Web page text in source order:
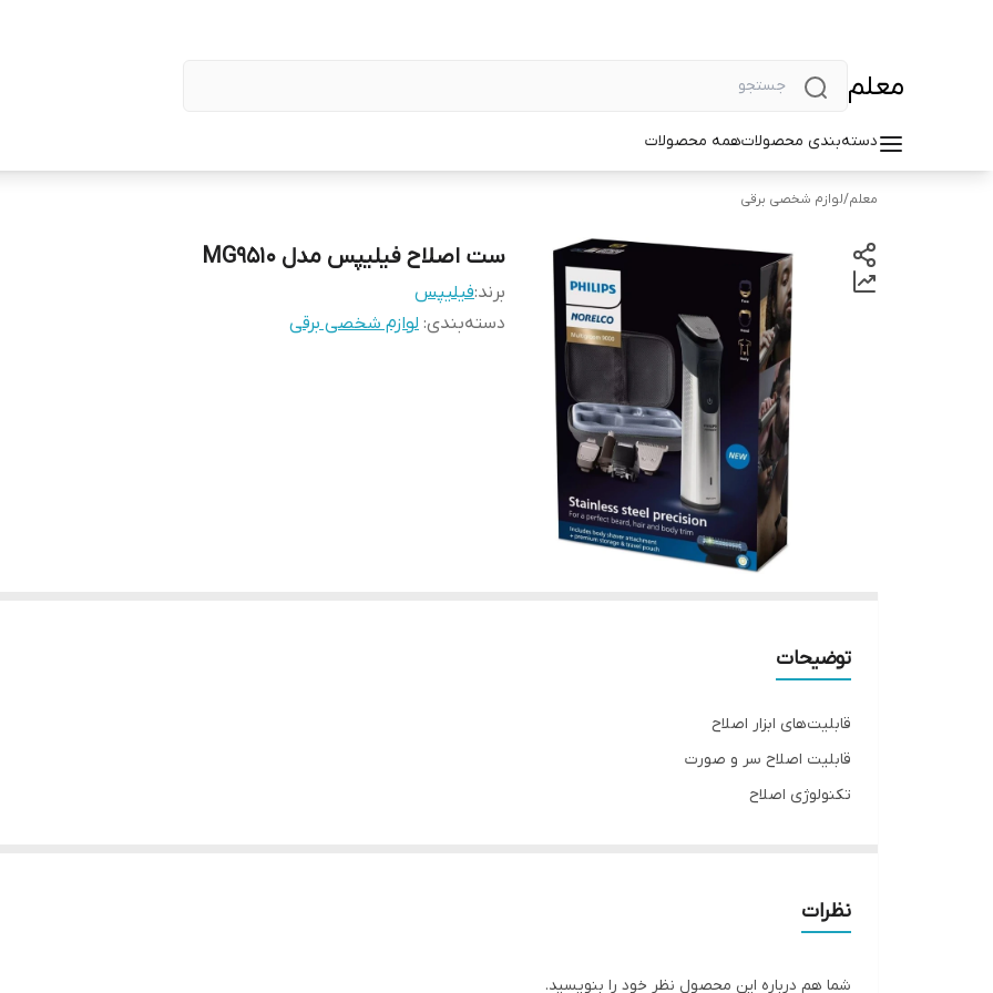
معلم
دسته‌بندی محصولاتهمه محصولات
معلم/لوازم شخصی برقی
ست اصلاح فیلیپس مدل MG9510
برند:فیلیپس
دسته‌بندی: لوازم شخصی برقی
توضیحات
قابلیت‌های ابزار اصلاح
قابلیت اصلاح سر و صورت
تکنولوژی اصلاح
باتری
جنس تیغه
نظرات
شما هم درباره این محصول نظر خود را بنویسید.